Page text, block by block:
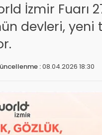
İzmir Fuarı
devleri, yeni
:08.04.2026 18:30